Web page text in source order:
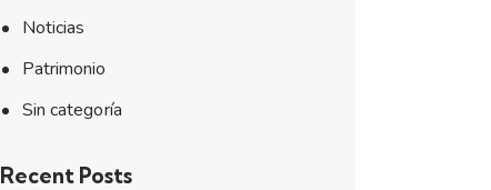
Noticias
Patrimonio
Sin categoría
Recent Posts